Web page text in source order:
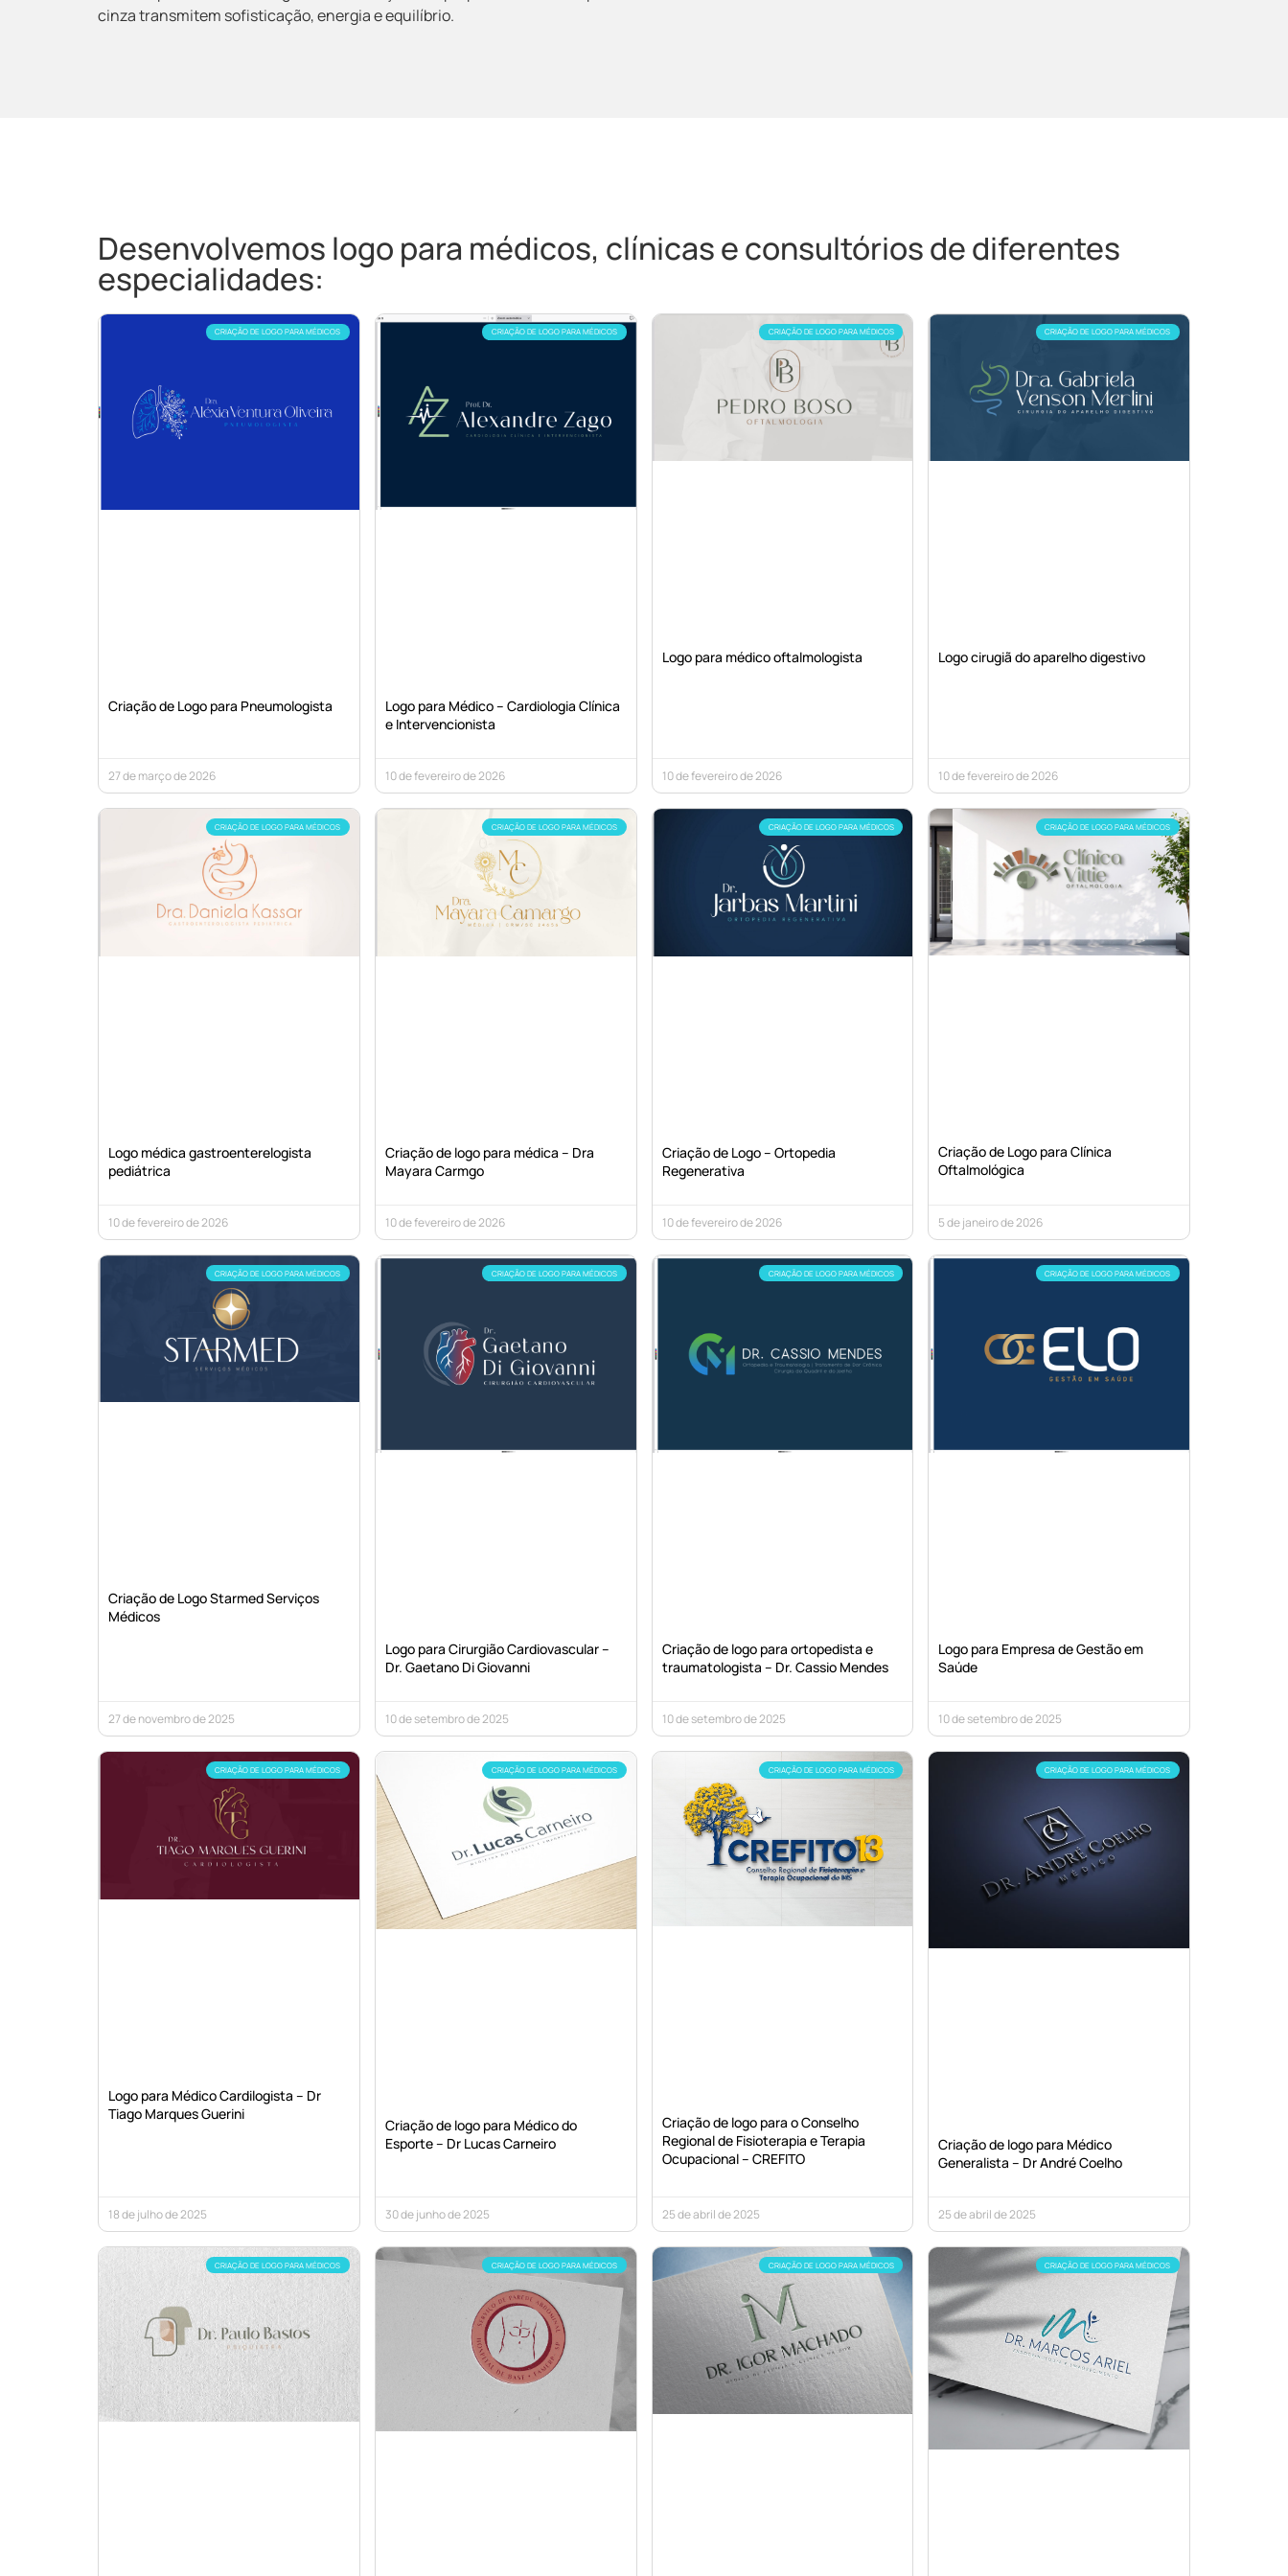
cinza transmitem sofisticação, energia e equilíbrio.
Desenvolvemos logo para médicos, clínicas e consultórios de diferentes
especialidades:
CRIAÇÃO DE LOGO PARA MÉDICOS
Criação de Logo para Pneumologista
27 de março de 2026
CRIAÇÃO DE LOGO PARA MÉDICOS
Logo para Médico – Cardiologia Clínica
e Intervencionista
10 de fevereiro de 2026
CRIAÇÃO DE LOGO PARA MÉDICOS
Logo para médico oftalmologista
10 de fevereiro de 2026
CRIAÇÃO DE LOGO PARA MÉDICOS
Logo cirugiã do aparelho digestivo
10 de fevereiro de 2026
CRIAÇÃO DE LOGO PARA MÉDICOS
Logo médica gastroenterelogista
pediátrica
10 de fevereiro de 2026
CRIAÇÃO DE LOGO PARA MÉDICOS
Criação de logo para médica – Dra
Mayara Carmgo
10 de fevereiro de 2026
CRIAÇÃO DE LOGO PARA MÉDICOS
Criação de Logo – Ortopedia
Regenerativa
10 de fevereiro de 2026
CRIAÇÃO DE LOGO PARA MÉDICOS
Criação de Logo para Clínica
Oftalmológica
5 de janeiro de 2026
CRIAÇÃO DE LOGO PARA MÉDICOS
Criação de Logo Starmed Serviços
Médicos
27 de novembro de 2025
CRIAÇÃO DE LOGO PARA MÉDICOS
Logo para Cirurgião Cardiovascular –
Dr. Gaetano Di Giovanni
10 de setembro de 2025
CRIAÇÃO DE LOGO PARA MÉDICOS
Criação de logo para ortopedista e
traumatologista – Dr. Cassio Mendes
10 de setembro de 2025
CRIAÇÃO DE LOGO PARA MÉDICOS
Logo para Empresa de Gestão em
Saúde
10 de setembro de 2025
CRIAÇÃO DE LOGO PARA MÉDICOS
Logo para Médico Cardilogista – Dr
Tiago Marques Guerini
18 de julho de 2025
CRIAÇÃO DE LOGO PARA MÉDICOS
Criação de logo para Médico do
Esporte – Dr Lucas Carneiro
30 de junho de 2025
CRIAÇÃO DE LOGO PARA MÉDICOS
Criação de logo para o Conselho
Regional de Fisioterapia e Terapia
Ocupacional – CREFITO
25 de abril de 2025
CRIAÇÃO DE LOGO PARA MÉDICOS
Criação de logo para Médico
Generalista – Dr André Coelho
25 de abril de 2025
CRIAÇÃO DE LOGO PARA MÉDICOS CRIAÇÃO DE LOGO PARA MÉDICOS CRIAÇÃO DE LOGO PARA MÉDICOS CRIAÇÃO DE LOGO PARA MÉDICOS